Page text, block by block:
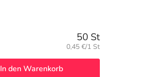
50 St
Grundpreis:
0,45 €/1 St
In den Warenkorb